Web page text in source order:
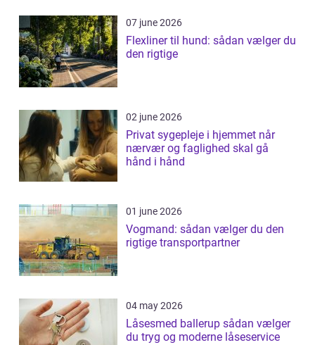
07 june 2026
Flexliner til hund: sådan vælger du
den rigtige
02 june 2026
Privat sygepleje i hjemmet når
nærvær og faglighed skal gå
hånd i hånd
01 june 2026
Vogmand: sådan vælger du den
rigtige transportpartner
04 may 2026
Låsesmed ballerup sådan vælger
du tryg og moderne låseservice